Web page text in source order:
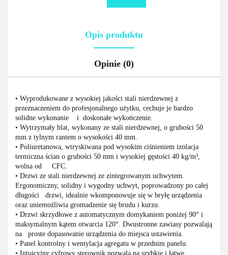
Opis produktu
Opinie (0)
• Wyprodukowane z wysokiej jakości stali nierdzewnej z
przeznaczeniem do profesjonalnego użytku, cechuje je bardzo
solidne wykonanie i doskonałe wykończenie.
• Wytrzymały blat, wykonany ze stali nierdzewnej, o grubości 50
mm z tylnym rantem o wysokości 40 mm.
• Poliuretanowa, wtryskiwana pod wysokim ciśnieniem izolacja
termiczna ścian o grubości 50 mm i wysokiej gęstości 40 kg/m³,
wolna od CFC.
• Drzwi ze stali nierdzewnej ze zintegrowanym uchwytem.
Ergonomiczny, solidny i wygodny uchwyt, poprowadzony po całej
długości drzwi, idealnie wkomponowuje się w bryłę urządzenia
oraz uniemożliwia gromadzenie się brudu i kurzu.
• Drzwi skrzydłowe z automatycznym domykaniem poniżej 90° i
maksymalnym kątem otwarcia 120°. Dwustronne zawiasy pozwalają
na proste dopasowanie urządzenia do miejsca ustawienia.
• Panel kontrolny i wentylacja agregatu w przednim panelu.
• Intuicyjny cyfrowy sterownik pozwala na szybkie i łatwe